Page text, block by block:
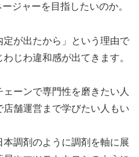
ジャーを目指したいのか。
が出たから」という理由で
じわ違和感が出てきます。
ーンで専門性を磨きたい人
舗運営まで学びたい人もい
調剤のように調剤を軸に展